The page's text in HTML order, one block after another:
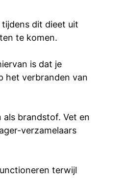
tijdens dit dieet uit
te komen.
is dat je
het verbranden van
brandstof. Vet en
verzamelaars
terwijl